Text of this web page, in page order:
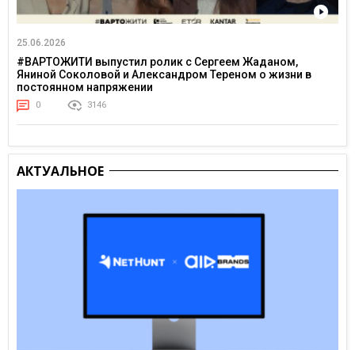
25.06.2026
#ВАРТОЖИТИ выпустил ролик с Сергеем Жаданом,
Яниной Соколовой и Александром Тереном о жизни в
постоянном напряжении
0 3146
АКТУАЛЬНОЕ